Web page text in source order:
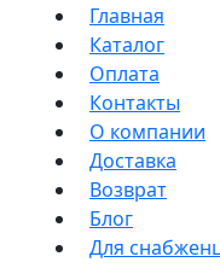
Главная
Каталог
Оплата
Контакты
О компании
Доставка
Возврат
Блог
Для